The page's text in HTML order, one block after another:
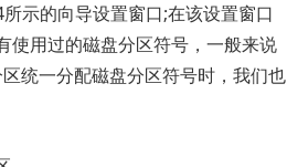
示的向导设置窗口;在该设置窗口
使用过的磁盘分区符号，一般来说
统一分配磁盘分区符号时，我们也